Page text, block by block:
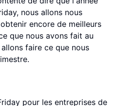
nous allons nous
encore de meilleurs
que nous avons fait au
faire ce que nous